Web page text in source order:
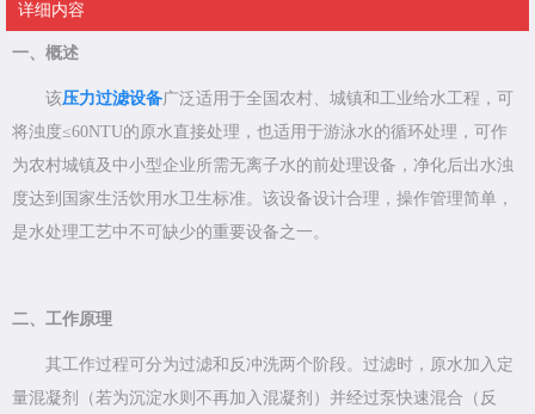
详细内容
一、概述
该压力过滤设备广泛适用于全国农村、城镇和工业给水工程，可
将浊度≤60NTU的原水直接处理，也适用于游泳水的循环处理，可作
为农村城镇及中小型企业所需无离子水的前处理设备，净化后出水浊
度达到国家生活饮用水卫生标准。该设备设计合理，操作管理简单，
是水处理工艺中不可缺少的重要设备之一。
二、工作原理
其工作过程可分为过滤和反冲洗两个阶段。过滤时，原水加入定
量混凝剂（若为沉淀水则不再加入混凝剂）并经过泵快速混合（反